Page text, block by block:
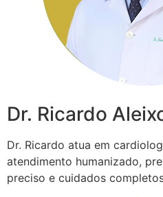
Dr. Ricardo
Dr. Ricardo atua em
atendimento humanizado,
preciso e cuidados